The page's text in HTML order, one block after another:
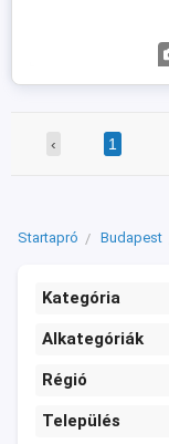
‹ 1
Startapró Budapest
Kategória
Alkategóriák
Régió
Település